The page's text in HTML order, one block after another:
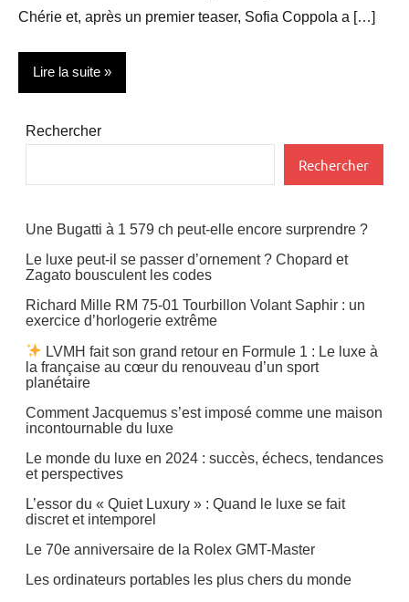
Chérie et, après un premier teaser, Sofia Coppola a […]
Lire la suite
Actualité
Rechercher
Rechercher
Une Bugatti à 1 579 ch peut-elle encore surprendre ?
Le luxe peut-il se passer d’ornement ? Chopard et
Zagato bousculent les codes
Richard Mille RM 75-01 Tourbillon Volant Saphir : un
exercice d’horlogerie extrême
LVMH fait son grand retour en Formule 1 : Le luxe à
la française au cœur du renouveau d’un sport
planétaire
Comment Jacquemus s’est imposé comme une maison
incontournable du luxe
Le monde du luxe en 2024 : succès, échecs, tendances
et perspectives
L’essor du « Quiet Luxury » : Quand le luxe se fait
discret et intemporel
Le 70e anniversaire de la Rolex GMT-Master
Les ordinateurs portables les plus chers du monde